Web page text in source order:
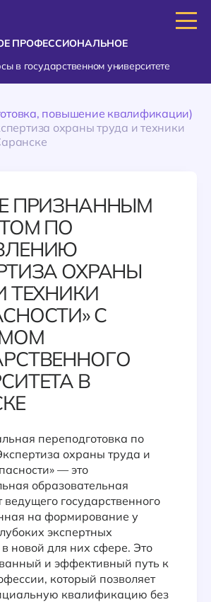
ПРОФЕССИОНАЛЬНОЕ
в государственном университете
повышение квалификации)
охраны труда и техники
ПРИЗНАННЫМ
ПО
ОХРАНЫ
ТЕХНИКИ
С
В
переподготовка по
охраны труда и
— это
образовательная
государственного
на формирование у
экспертных
новой для них сфере. Это
и эффективный путь к
который позволяет
квалификацию без